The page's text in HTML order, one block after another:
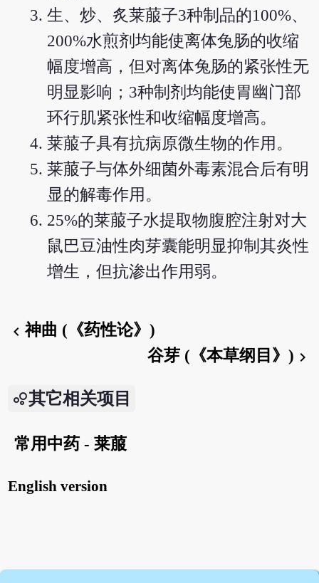
生、炒、炙莱菔子3种制品的100%、
200%水煎剂均能使离体兔肠的收缩
幅度增高，但对离体兔肠的紧张性无
明显影响；3种制剂均能使胃幽门部
环行肌紧张性和收缩幅度增高。
莱菔子具有抗病原微生物的作用。
莱菔子与体外细菌外毒素混合后有明
显的解毒作用。
25%的莱菔子水提取物腹腔注射对大
鼠巴豆油性肉芽囊能明显抑制其炎性
增生，但抗渗出作用弱。
chevron_left神曲 (《药性论》)
谷芽 (《本草纲目》) chevron_right
其它相关项目
常用中药 - 莱菔
English version